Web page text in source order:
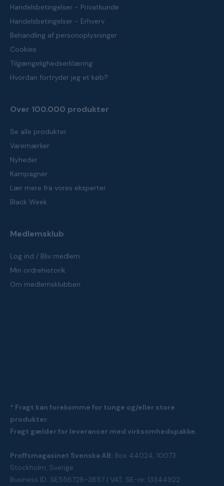
Handelsbetingelser - Privatkunde
Handelsbetingelser - Erhverv
Behandling af personoplysninger
Cookies
Tilgængelighedserklæring
Hvordan fortryder jeg et køb?
Over 100.000 produkter
Se alle produkter
Varemærker
Nyheder
Kampagner
Lær mere fra vores eksperter
Black Week
Medlemsklub
Log ind / Bliv medlem
Min ordrehistorik
Om medlemsklubben
* Fragt kan forekomme for tunge og/eller store
produkter.
Fragt gælder for leverancer med virksomhedspakke.
Proffsmagasinet Svenska AB: Box 44024, 10073
Stockholm, Sverige
Business ID: SE556728-3857 | VAT: SE-nr. 13344922